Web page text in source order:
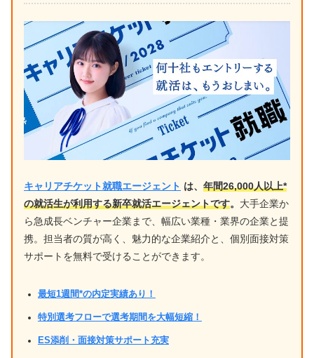
キャリアチケット就職エージェント は、 年間26,000人以上*
の就活生が利用する新卒就活エージェントです。 大手企業か
ら急成長ベンチャー企業まで、幅広い業種・業界の企業と提
携。担当者の質が高く、魅力的な企業紹介と、個別面接対策
サポートを無料で受けることができます。
最短1週間*の内定実績あり！
特別選考フローで選考期間を大幅短縮！
ES添削・面接対策サポート充実